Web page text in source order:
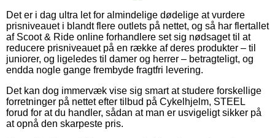
Det er i dag ultra let for almindelige dødelige at vurdere
prisniveauet i blandt flere outlets på nettet, og så har flertallet
af Scoot & Ride online forhandlere set sig nødsaget til at
reducere prisniveauet på en række af deres produkter – til
juniorer, og ligeledes til damer og herrer – betragteligt, og
endda nogle gange frembyde fragtfri levering.
Det kan dog immervæk vise sig smart at studere forskellige
forretninger på nettet efter tilbud på Cykelhjelm, STEEL
forud for at du handler, sådan at man er usvigeligt sikker på
at opnå den skarpeste pris.